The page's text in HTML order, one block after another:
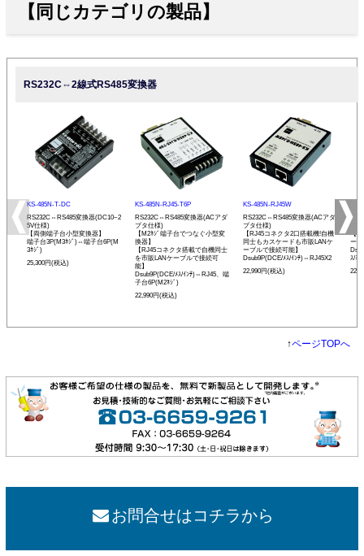
【同じカテゴリの製品】
RS232C⇔2線式RS485変換器
KS-485N-T-DC
RS232C⇔RS485変換器(DC10~2
5V仕様)
【両側端子台小型変換器】
端子台3P(M3ﾈｼﾞ)⇔端子台6P(M
3ﾈｼﾞ)
25,300円(税込)
KS-485N-RJ45-T6P
RS232C⇔RS485変換器(ACアダ
プタ仕様)
【M2ﾈｼﾞ端子台でつなぐ小型変
換器】
【RJ45コネクタ搭載で自機同士
を市販LANケーブルで接続可
能】
Dsub9P(DCE/ﾒｽ/ｲﾝﾁ)⇔RJ45、端
子台6P(M2ﾈｼﾞ)
22,990円(税込)
KS-485N-RJ45W
RS232C⇔RS485変換器(ACアダ
プタ仕様)
【RJ45コネクタ2口搭載機!自機
同士もカスケードも市販LANケ
ーブルで接続可能】
Dsub9P(DCE/ﾒｽ/ｲﾝﾁ)⇔RJ45X2
22,990円(税込)
【
ー
ｽ/ﾐﾘ)
↑ページTOPへ
お問合せはコチラから